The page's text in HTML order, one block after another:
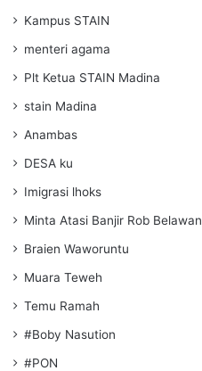
Kampus STAIN
menteri agama
Plt Ketua STAIN Madina
stain Madina
Anambas
DESA ku
Imigrasi lhoks
Minta Atasi Banjir Rob Belawan
Braien Waworuntu
Muara Teweh
Temu Ramah
#Boby Nasution
#PON